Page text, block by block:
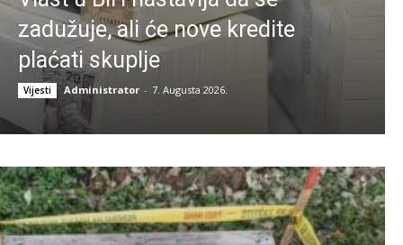
zadužuje, ali će nove kredite
plaćati skuplje
Vijesti Administrator - 7. Augusta 2026.